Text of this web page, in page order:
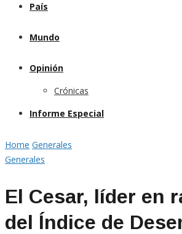
País
Mundo
Opinión
Crónicas
Informe Especial
Home Generales
Generales
El Cesar, líder en
del Índice de